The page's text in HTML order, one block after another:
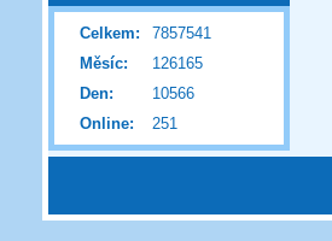
Online: 251
Celkem:
7857541
Měsíc:
126165
Den:
10566